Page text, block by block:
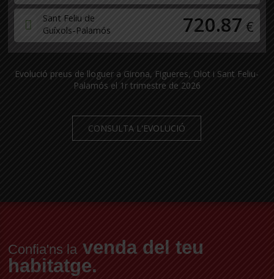
Sant Feliu de
Guíxols-Palamós
720.87 €
Evolució preus de lloguer a Girona, Figueres, Olot i Sant Feliu-
Palamós el 1r trimestre de 2026
CONSULTA L'EVOLUCIÓ
Confia'ns la venda del teu
habitatge.